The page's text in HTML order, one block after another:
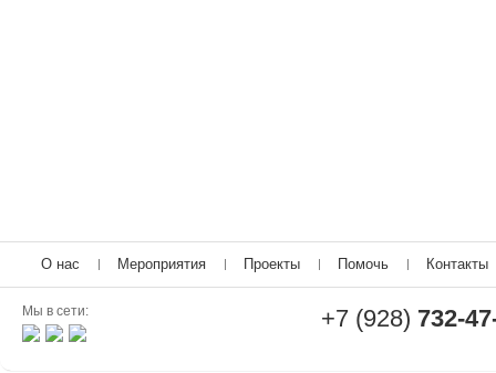
О нас Мероприятия Проекты Помочь Контакты
Мы в сети: +7 (928) 732-